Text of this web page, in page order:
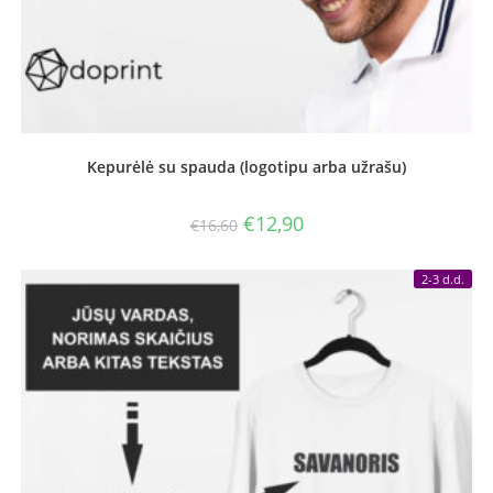
Kepurėlė su spauda (logotipu arba užrašu)
€16,60 Original
price
€12,90Current
price
2-3 d.d.